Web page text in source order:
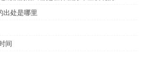
出处是哪里
间